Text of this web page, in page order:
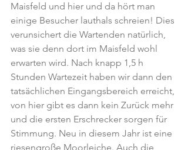
Maisfeld und hier und da hört man
einige Besucher lauthals schreien! Dies
verunsichert die Wartenden natürlich,
was sie denn dort im Maisfeld wohl
erwarten wird. Nach knapp 1,5 h
Stunden Wartezeit haben wir dann den
tatsächlichen Eingangsbereich erreicht,
von hier gibt es dann kein Zurück mehr
und die ersten Erschrecker sorgen für
Stimmung. Neu in diesem Jahr ist eine
riesengroße Moorleiche. Auch die